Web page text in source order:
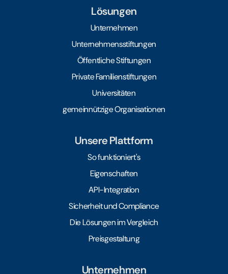
Lösungen
Unternehmen
Unternehmensstiftungen
Öffentliche Stiftungen
Private Familienstiftungen
Universitäten
gemeinnützige Organisationen
Unsere Plattform
So funktioniert's
Eigenschaften
API-Integration
Sicherheit und Compliance
Die Lösungen im Vergleich
Preisgestaltung
Unternehmen